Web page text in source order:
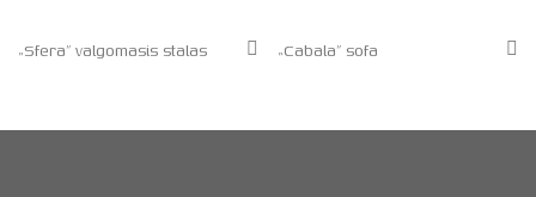
„Sfera” valgomasis stalas „Cabala” sofa